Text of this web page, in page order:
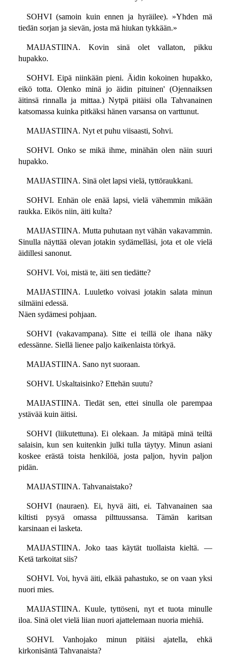
SOHVI (samoin kuin ennen ja hyräilee). »Yhden mä
tiedän sorjan ja sievän, josta mä hiukan tykkään.»
MAIJASTIINA. Kovin sinä olet vallaton, pikku
hupakko.
SOHVI. Eipä niinkään pieni. Äidin kokoinen hupakko,
eikö totta. Olenko minä jo äidin pituinen' (Ojennaiksen
äitinsä rinnalla ja mittaa.) Nytpä pitäisi olla Tahvanainen
katsomassa kuinka pitkäksi hänen varsansa on varttunut.
MAIJASTIINA. Nyt et puhu viisaasti, Sohvi.
SOHVI. Onko se mikä ihme, minähän olen näin suuri
hupakko.
MAIJASTIINA. Sinä olet lapsi vielä, tyttöraukkani.
SOHVI. Enhän ole enää lapsi, vielä vähemmin mikään
raukka. Eikös niin, äiti kulta?
MAIJASTIINA. Mutta puhutaan nyt vähän vakavammin.
Sinulla näyttää olevan jotakin sydämelläsi, jota et ole vielä
äidillesi sanonut.
SOHVI. Voi, mistä te, äiti sen tiedätte?
MAIJASTIINA. Luuletko voivasi jotakin salata minun
silmäini edessä.
Näen sydämesi pohjaan.
SOHVI (vakavampana). Sitte ei teillä ole ihana näky
edessänne. Siellä lienee paljo kaikenlaista törkyä.
MAIJASTIINA. Sano nyt suoraan.
SOHVI. Uskaltaisinko? Ettehän suutu?
MAIJASTIINA. Tiedät sen, ettei sinulla ole parempaa
ystävää kuin äitisi.
SOHVI (liikutettuna). Ei olekaan. Ja mitäpä minä teiltä
salaisin, kun sen kuitenkin julki tulla täytyy. Minun asiani
koskee erästä toista henkilöä, josta paljon, hyvin paljon
pidän.
MAIJASTIINA. Tahvanaistako?
SOHVI (nauraen). Ei, hyvä äiti, ei. Tahvanainen saa
kiltisti pysyä omassa pilttuussansa. Tämän karitsan
karsinaan ei lasketa.
MAIJASTIINA. Joko taas käytät tuollaista kieltä. —
Ketä tarkoitat siis?
SOHVI. Voi, hyvä äiti, elkää pahastuko, se on vaan yksi
nuori mies.
MAIJASTIINA. Kuule, tyttöseni, nyt et tuota minulle
iloa. Sinä olet vielä liian nuori ajattelemaan nuoria miehiä.
SOHVI. Vanhojako minun pitäisi ajatella, ehkä
kirkonisäntä Tahvanaista?